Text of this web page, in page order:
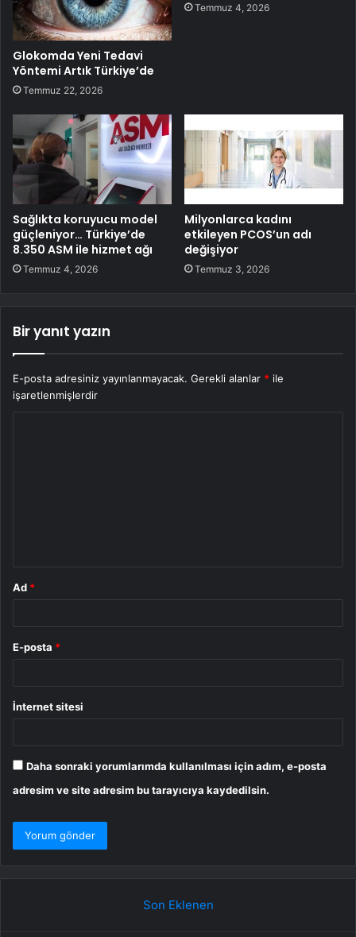
Glokomda Yeni Tedavi
Yöntemi Artık Türkiye’de
Temmuz 22, 2026
Temmuz 4, 2026
Sağlıkta koruyucu model
güçleniyor… Türkiye’de
8.350 ASM ile hizmet ağı
Temmuz 4, 2026
Milyonlarca kadını
etkileyen PCOS’un adı
değişiyor
Temmuz 3, 2026
Bir yanıt yazın
E-posta adresiniz yayınlanmayacak. Gerekli alanlar * ile
işaretlenmişlerdir
Ad *
E-posta *
İnternet sitesi
Daha sonraki yorumlarımda kullanılması için adım, e-posta
adresim ve site adresim bu tarayıcıya kaydedilsin.
Son Eklenen